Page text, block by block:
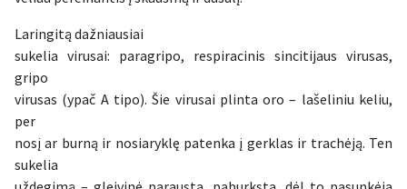
Laringitą dažniausiai
sukelia virusai: paragripo, respiracinis sincitijaus virusas,
gripo
virusas (ypač A tipo). Šie virusai plinta oro – lašeliniu keliu,
per
nosį ar burną ir nosiaryklę patenka į gerklas ir trachėją. Ten
sukelia